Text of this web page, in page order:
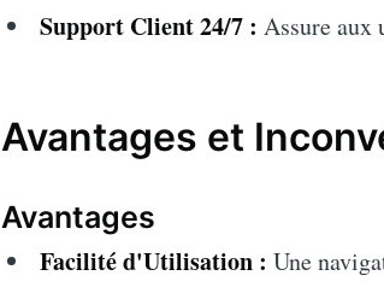
Support Client 24/7 : Assure aux
Avantages et
Avantages
Facilité d'Utilisation : Une